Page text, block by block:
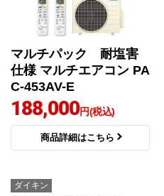
マルチパック 耐塩害
仕様 マルチエアコン PA
C-453AV-E
188,000円(税込)
商品詳細はこちら
ダイキン